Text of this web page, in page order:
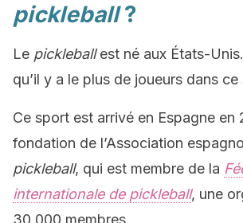
pickleball?
Le pickleballest né aux États-
qu’il y a le plus de joueurs dans ce
Ce sport est arrivé en Espagne en
fondation de l’Association
pickleball, qui est membre de la
internationale de pickleball, une
30 000 membres.